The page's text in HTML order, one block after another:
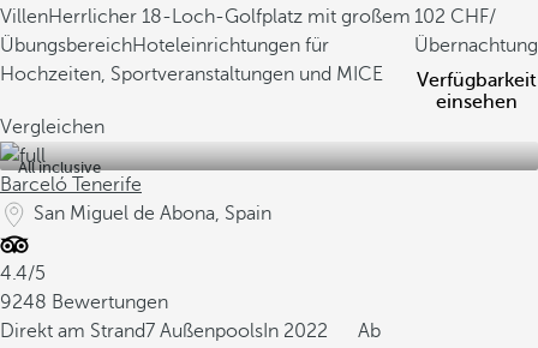
VillenHerrlicher 18-Loch-Golfplatz mit großem
ÜbungsbereichHoteleinrichtungen für
Hochzeiten, Sportveranstaltungen und MICE
102
/
Übernachtung
Verfügbarkeit
einsehen
Vergleichen
All inclusive
Barceló Tenerife
San Miguel de Abona, Spain
4.4/5
9248 Bewertungen
Direkt am Strand7 Außenpools In 2022
Ab